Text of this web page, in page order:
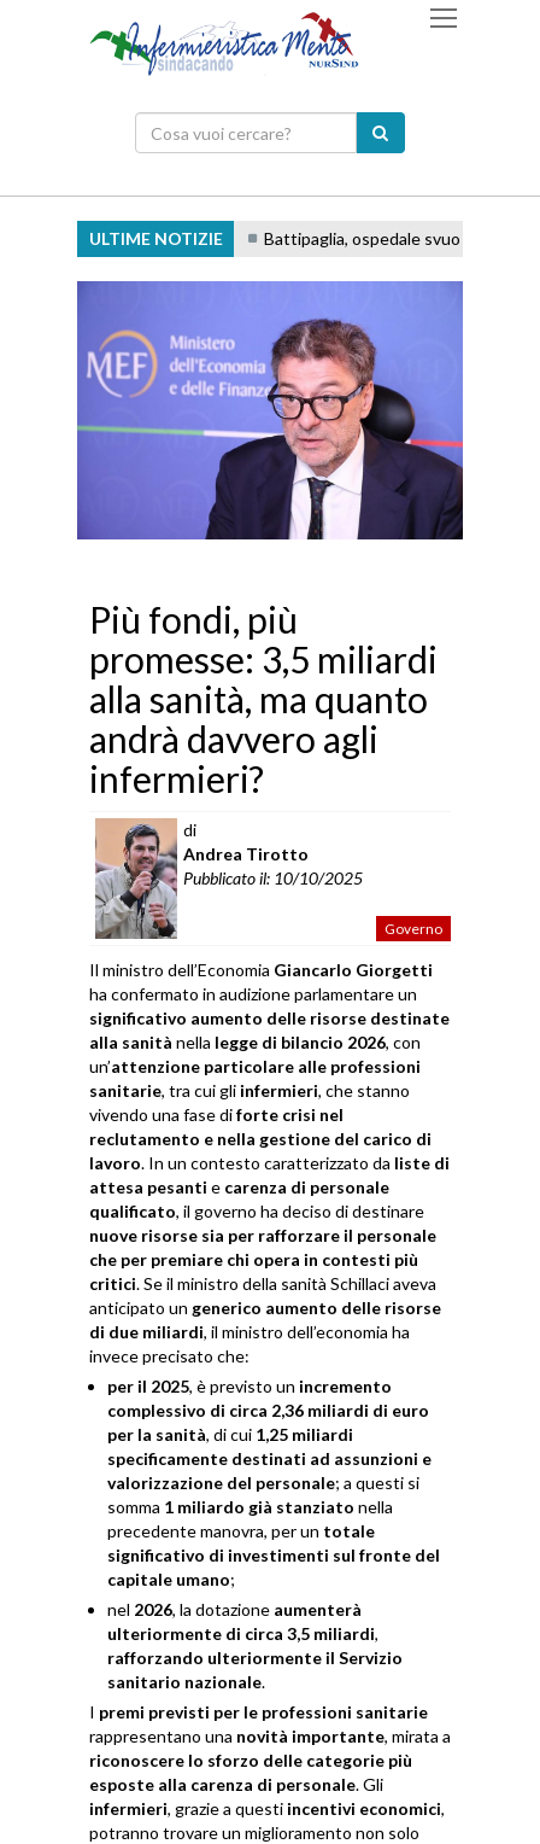
ULTIME NOTIZIE Battipaglia, ospedale svuotato e
Più fondi, più
promesse: 3,5 miliardi
alla sanità, ma quanto
andrà davvero agli
infermieri?
di
Andrea Tirotto
Pubblicato il: 10/10/2025
Governo
Il ministro dell’Economia Giancarlo Giorgetti
ha confermato in audizione parlamentare un
significativo aumento delle risorse destinate
alla sanità nella legge di bilancio 2026, con
un’attenzione particolare alle professioni
sanitarie, tra cui gli infermieri, che stanno
vivendo una fase diforte crisi nel
reclutamento e nella gestione del carico di
lavoro. In un contesto caratterizzato da liste di
attesa pesanti e carenza di personale
qualificato, il governo ha deciso di destinare
nuove risorse sia per rafforzare il personale
che per premiare chi opera in contesti più
critici. Se il ministro della sanità Schillaci aveva
anticipato un generico aumento delle risorse
di due miliardi, il ministro dell’economia ha
invece precisato che:
per il 2025, è previsto un incremento
complessivo di circa 2,36 miliardi di euro
per la sanità, di cui 1,25 miliardi
specificamente destinati ad assunzioni e
valorizzazione del personale; a questi si
somma 1 miliardo già stanziato nella
precedente manovra, per un totale
significativo di investimenti sul fronte del
capitale umano;
nel 2026, la dotazione aumenterà
ulteriormente di circa 3,5 miliardi,
rafforzando ulteriormente il Servizio
sanitario nazionale.
I premi previsti per le professioni sanitarie
rappresentano una novità importante, mirata a
riconoscere lo sforzo delle categorie più
esposte alla carenza di personale. Gli
infermieri, grazie a questi incentivi economici,
potranno trovare un miglioramento non solo